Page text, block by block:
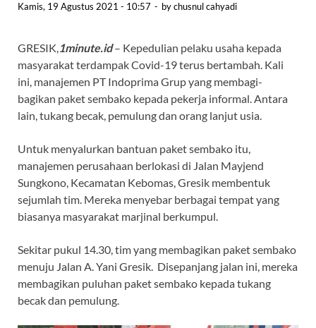
Kamis, 19 Agustus 2021 - 10:57 - bychusnul cahyadi
GRESIK,1minute.id– Kepedulian pelaku usaha kepada
masyarakat terdampak Covid-19 terus bertambah. Kali
ini, manajemen PT Indoprima Grup yang membagi-
bagikan paket sembako kepada pekerja informal. Antara
lain, tukang becak, pemulung dan orang lanjut usia.
Untuk menyalurkan bantuan paket sembako itu,
manajemen perusahaan berlokasi di Jalan Mayjend
Sungkono, Kecamatan Kebomas, Gresik membentuk
sejumlah tim. Mereka menyebar berbagai tempat yang
biasanya masyarakat marjinal berkumpul.
Sekitar pukul 14.30, tim yang membagikan paket sembako
menuju Jalan A. Yani Gresik. Disepanjang jalan ini, mereka
membagikan puluhan paket sembako kepada tukang
becak dan pemulung.